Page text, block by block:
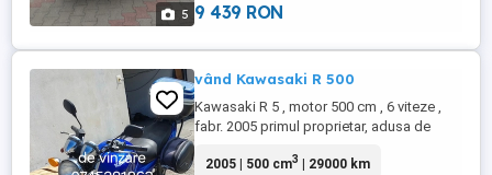
5 9 439 RON
vând Kawasaki R 500
Kawasaki R 5 , motor 500 cm , 6 viteze ,
fabr. 2005 primul proprietar, adusa de
inscrisa in Ro are si asigurare, tel
2005 | 500 cm3 | 29000 km